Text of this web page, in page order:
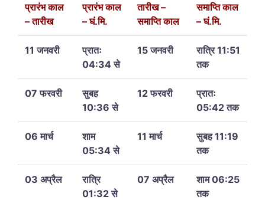
प्रारंभ काल
– तारीख
प्रारंभ काल
– घं.मि.
तारीख –
समाप्ति काल
समाप्ति काल
– घं.मि.
11 जनवरी
प्रातः
04:34 से
15 जनवरी
रात्रि 11:51
तक
07 फरवरी
सुबह
10:36 से
12 फरवरी
प्रातः
05:42 तक
06 मार्च
शाम
05:34 से
11 मार्च
सुबह 11:19
तक
03 अप्रैल
रात्रि
01:32 से
07 अप्रैल
शाम 06:25
तक